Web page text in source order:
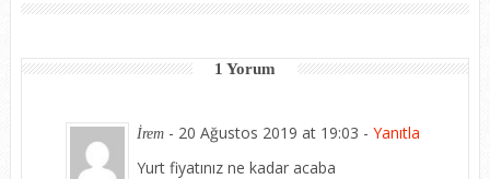
1 Yorum
İrem- 20 Ağustos 2019 at 19:03 - Yanıtla
Yurt fiyatınız ne kadar acaba